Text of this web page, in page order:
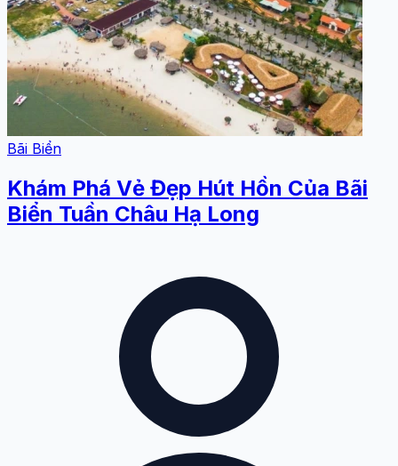
Bãi Biển
Khám Phá Vẻ Đẹp Hút Hồn Của Bãi
Biển Tuần Châu Hạ Long